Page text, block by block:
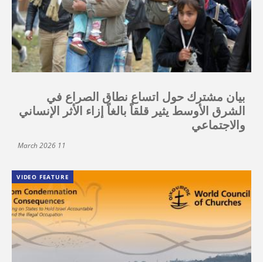
بيان مشترك حول اتساع نطاق الصراع في
الشرق الأوسط يثير قلقاً بالغاً إزاء الأثر الإنساني
والاجتماعي
11 March 2026
VIDEO FEATURE